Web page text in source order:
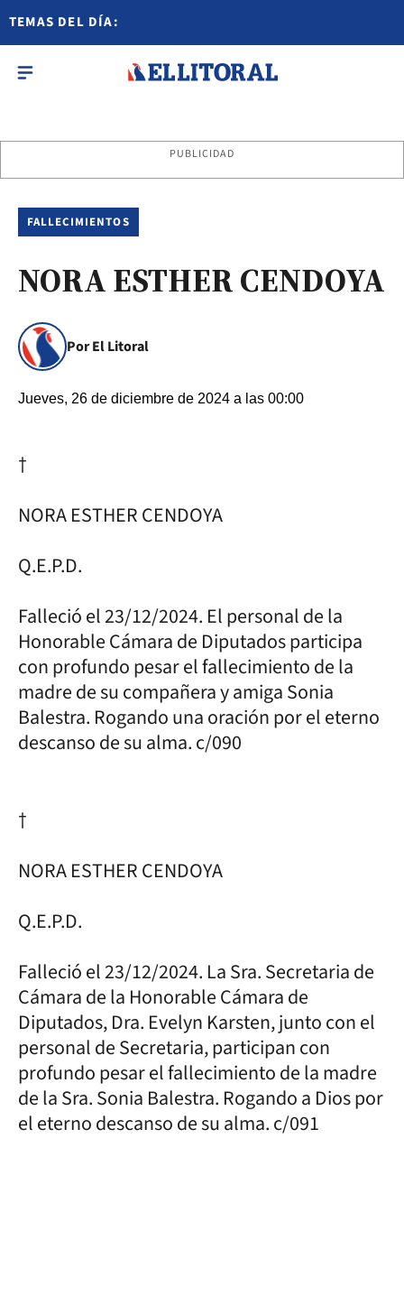
TEMAS DEL DÍA:
PUBLICIDAD
FALLECIMIENTOS
NORA ESTHER CENDOYA
Por El Litoral
Jueves, 26 de diciembre de 2024 a las 00:00
†
NORA ESTHER CENDOYA
Q.E.P.D.
Falleció el 23/12/2024. El personal de la
Honorable Cámara de Diputados participa
con profundo pesar el fallecimiento de la
madre de su compañera y amiga Sonia
Balestra. Rogando una oración por el eterno
descanso de su alma. c/090
†
NORA ESTHER CENDOYA
Q.E.P.D.
Falleció el 23/12/2024. La Sra. Secretaria de
Cámara de la Honorable Cámara de
Diputados, Dra. Evelyn Karsten, junto con el
personal de Secretaria, participan con
profundo pesar el fallecimiento de la madre
de la Sra. Sonia Balestra. Rogando a Dios por
el eterno descanso de su alma. c/091